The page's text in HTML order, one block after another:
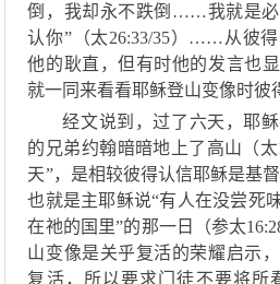
倒，我却永不跌倒 ……我就是必
认你”（太26:33/35） …… 从彼
他的耿直，但有时他的发言也
就一同来看看耶稣登山变像时彼
经文说到，过了六天，耶
的兄弟约翰暗暗地上了高山（太
天”，是相较彼得认信耶稣是基
也就是主耶稣说“有人在没尝死
在祂的国里”的那一日（参太16:
山变像是关乎复活的荣耀启示
复活，所以要求门徒不要将所